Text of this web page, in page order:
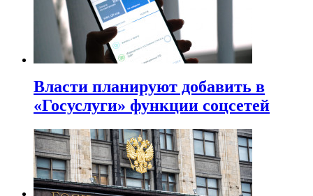
Власти планируют добавить в
«Госуслуги» функции соцсетей